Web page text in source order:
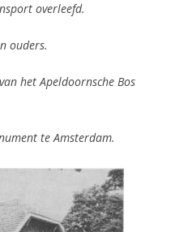
overleefd.
ouders.
het Apeldoornsche Bos
te Amsterdam.